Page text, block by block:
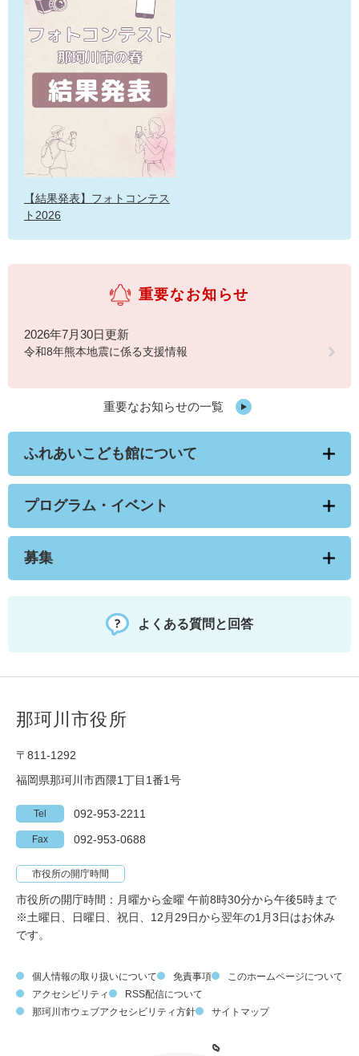
【結果発表】フォトコンテス
ト2026
重要なお知らせ
2026年7月30日更新
令和8年熊本地震に係る支援情報
重要なお知らせの一覧
ふれあいこども館について
プログラム・イベント
募集
よくある質問と回答
那珂川市役所
〒811-1292
福岡県那珂川市西隈1丁目1番1号
Tel 092-953-2211
Fax 092-953-0688
市役所の開庁時間
市役所の開庁時間：月曜から金曜 午前8時30分から午後5時まで
※土曜日、日曜日、祝日、12月29日から翌年の1月3日はお休み
です。
個人情報の取り扱いについて 免責事項
このホームページについて
アクセシビリティ
RSS配信について
那珂川市ウェブアクセシビリティ方針
サイトマップ